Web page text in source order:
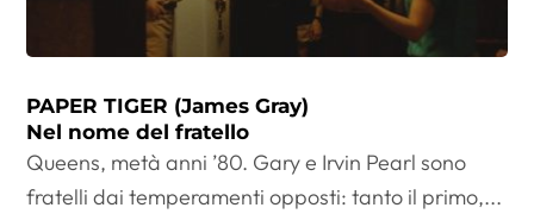
PAPER TIGER (James Gray)
Nel nome del fratello
Queens, metà anni ’80. Gary e Irvin Pearl sono
fratelli dai temperamenti opposti: tanto il primo,...